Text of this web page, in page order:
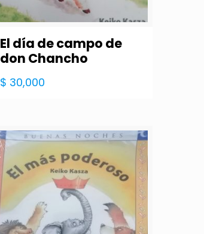
El día de campo de
don Chancho
$ 30,000